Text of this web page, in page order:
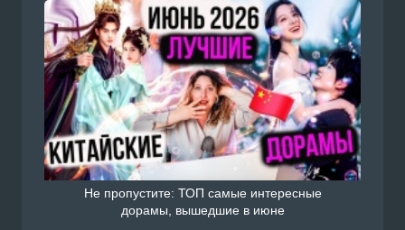
Не пропустите: ТОП самые интересные
дорамы, вышедшие в июне